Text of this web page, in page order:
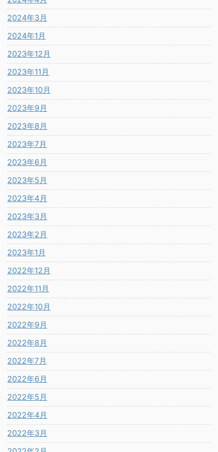
2024年3月
2024年1月
2023年12月
2023年11月
2023年10月
2023年9月
2023年8月
2023年7月
2023年6月
2023年5月
2023年4月
2023年3月
2023年2月
2023年1月
2022年12月
2022年11月
2022年10月
2022年9月
2022年8月
2022年7月
2022年6月
2022年5月
2022年4月
2022年3月